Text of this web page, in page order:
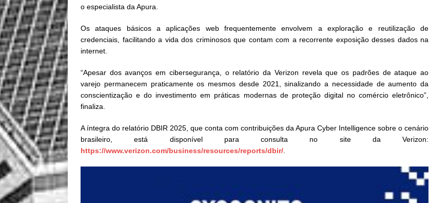
o especialista da Apura.
Os ataques básicos a aplicações web frequentemente envolvem a exploração e reutilização de
credenciais, facilitando a vida dos criminosos que contam com a recorrente exposição desses dados na
internet.
“Apesar dos avanços em cibersegurança, o relatório da Verizon revela que os padrões de ataque ao
varejo permanecem praticamente os mesmos desde 2021, sinalizando a necessidade de aumento da
conscientização e do investimento em práticas modernas de proteção digital no comércio eletrônico”,
finaliza.
A íntegra do relatório DBIR 2025, que conta com contribuições da Apura Cyber Intelligence sobre o cenário
brasileiro, está disponível para consulta no site da Verizon:
https://www.verizon.com/business/resources/reports/dbir/